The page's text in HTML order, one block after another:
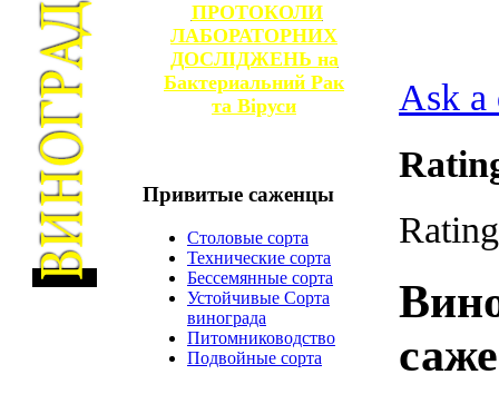
ПРОТОКОЛИ
ЛАБОРАТОРНИХ
ДОСЛІДЖЕНЬ на
Бактериальний Рак
та Віруси
Привитые саженцы
Столовые сорта
Технические сорта
Бессемянные сорта
Устойчивые Сорта
винограда
Питомниководство
Подвойные сорта
Ask a